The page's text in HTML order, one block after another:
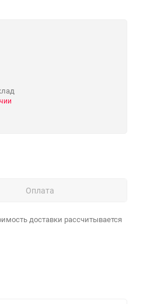
Оплата
доставки рассчитывается